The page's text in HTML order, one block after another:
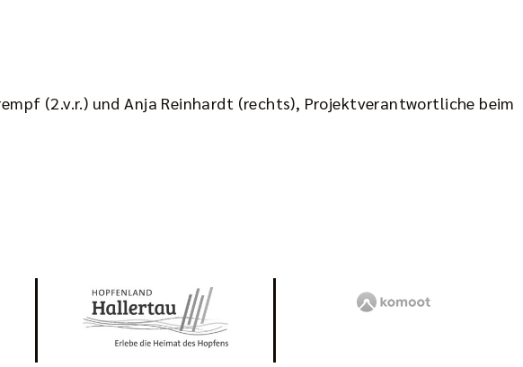
(2.v.r.) und Anja Reinhardt (rechts), Projektverantwortliche beim